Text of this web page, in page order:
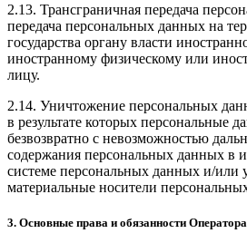
2.13. Трансграничная передача
передача персональных данных на
государства органу власти
иностранному физическому или
лицу.
2.14. Уничтожение персональных
в результате которых персональные
безвозвратно с невозможностью
содержания персональных данных в
системе персональных данных и/или
материальные носители
3. Основные права и обязанности Оператора